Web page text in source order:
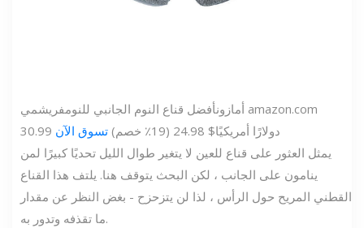
أمازونأفضل قناع النوم الجانبي للنومفريشمي
amazon.com
30.99 دولارًا أمريكيًا$ 24.98 (19٪ خصم)
تسوق الآن
يمثل العثور على قناع للعين لا يتغير طوال الليل تحديًا كبيرًا لمن
ينامون على الجانب ، لكن البحث يتوقف هنا. يلتف هذا القناع
القطني المريح حول الرأس ، لذا لن يتزحزح - بغض النظر عن مقدار
ما تقذفه وتدور به.